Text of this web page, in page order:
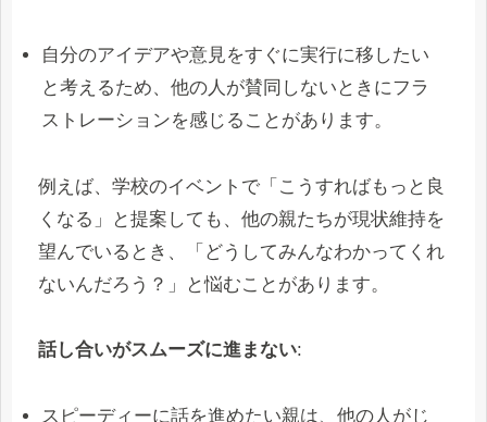
自分のアイデアや意見をすぐに実行に移したい
と考えるため、他の人が賛同しないときにフラ
ストレーションを感じることがあります。
例えば、学校のイベントで「こうすればもっと良
くなる」と提案しても、他の親たちが現状維持を
望んでいるとき、「どうしてみんなわかってくれ
ないんだろう？」と悩むことがあります。
話し合いがスムーズに進まない:
スピーディーに話を進めたい親は、他の人がじ